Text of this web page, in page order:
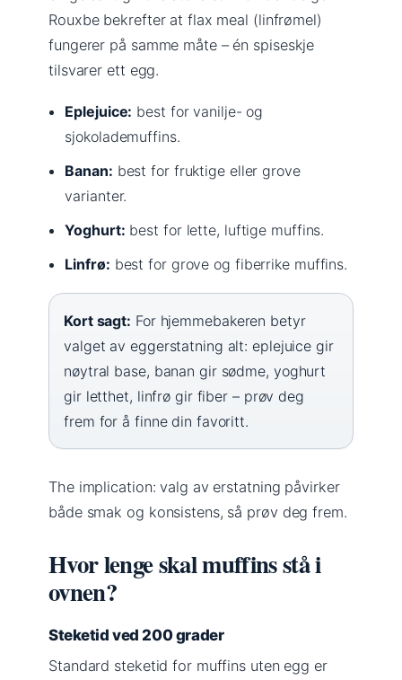
Rouxbe bekrefter at flax meal (linfrømel)
fungerer på samme måte – én spiseskje
tilsvarer ett egg.
Eplejuice: best for vanilje- og
sjokolademuffins.
Banan: best for fruktige eller grove
varianter.
Yoghurt: best for lette, luftige muffins.
Linfrø: best for grove og fiberrike muffins.
Kort sagt: For hjemmebakeren betyr
valget av eggerstatning alt: eplejuice gir
nøytral base, banan gir sødme, yoghurt
gir letthet, linfrø gir fiber – prøv deg
frem for å finne din favoritt.
The implication: valg av erstatning påvirker
både smak og konsistens, så prøv deg frem.
Hvor lenge skal muffins stå i
ovnen?
Steketid ved 200 grader
Standard steketid for muffins uten egg er